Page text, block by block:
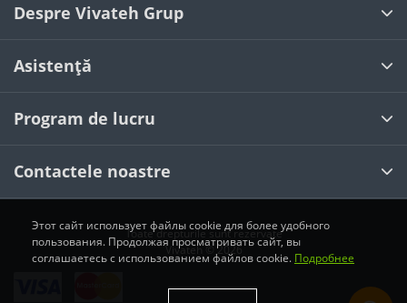
Despre Vivateh Grup
Asistență
Program de lucru
Contactele noastre
Toate drepturile sunt rezervate
Vivateh © 2026
Этот сайт использует файлы cookie для более удобного
пользования. Продолжая просматривать сайт, вы
соглашаетесь с использованием файлов cookie. Подробнее